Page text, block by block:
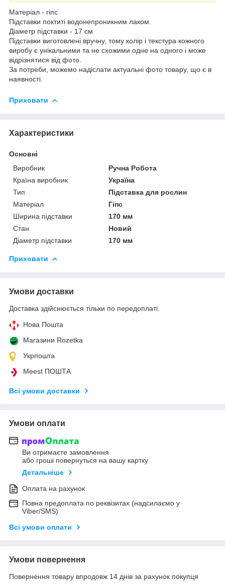
Матеріал - гіпс
Підставки поктиті водонепроникним лаком.
Діаметр підставки - 17 см
Підставки виготовлені вручну, тому колір і текстура кожного
виробу є унікальними та не схожими одне на одного і може
відрізнятися від фото.
За потреби, можемо надіслати актуальні фото товару, що є в
наявності.
Приховати
Характеристики
Основні
Виробник
Ручна Робота
Країна виробник
Україна
Тип
Підставка для рослин
Матеріал
Гіпс
Ширина підставки
170 мм
Стан
Новий
Діаметр підставки
170 мм
Приховати
Умови доставки
Доставка здійснюється тільки по передоплаті.
Нова Пошта
Магазини Rozetka
Укрпошта
Meest ПОШТА
Всі умови доставки
Умови оплати
Ви отримаєте замовлення
або гроші повернуться на вашу картку
Детальніше
Оплата на рахунок
Повна предоплата по реквізитах (надсилаємо у
Viber/SMS)
Всі умови оплати
Умови повернення
Повернення товару впродовж 14 днів за рахунок покупця